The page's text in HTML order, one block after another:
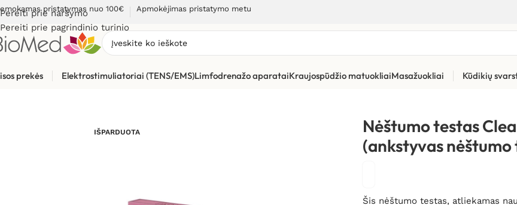
Pereiti prie naršymo
Pereiti prie pagrindinio turinio
pristatymas nuo 100€ Apmokėjimas pristatymo metu
prekės Elektrostimuliatoriai (TENS/EMS)Limfodrenažo aparataiKraujospūdžio matuokliaiMasažuokliai Kūdikių
Sveikatos priežiūrai Nėštumo testas Clear Choice Easy test (ankstyvas nėštumo testas)
IŠPARDUOTA
Nėštumo testas
(ankstyvas nėštumo
Šis nėštumo testas, atliekamas